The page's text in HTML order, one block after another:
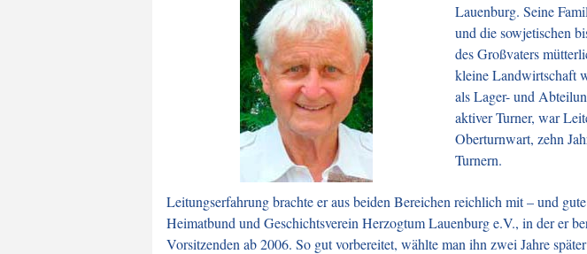
Lauenburg. Seine
und diesowjetischen
des Großvaters
kleine Landwirtschaft
als Lager- und
aktiver Turner, war
Oberturnwart, zehn
Turnern.
Leitungserfahrung brachte er aus beiden Bereichen reichlich mit – und
Heimatbund und Geschichtsverein Herzogtum Lauenburg e.V., in der er
Vorsitzenden ab 2006. So gut vorbereitet, wählte man ihn zwei Jahre